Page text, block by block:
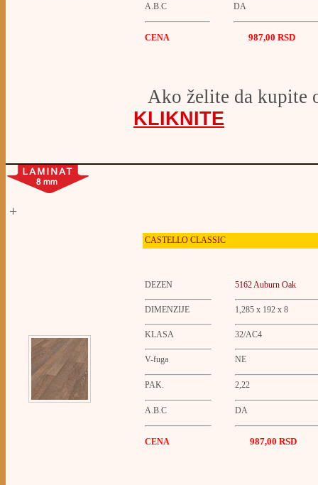
A.B.C DA
CENA 987,00 RSD
Ako želite da kupite
KLIKNITE
+
CASTELLO CLASSIC
DEZEN 5162 Auburn Oak
DIMENZIJE 1,285 x 192 x 8
KLASA 32/AC4
V-fuga NE
PAK. 2,22
A.B.C DA
CENA 987,00 RSD